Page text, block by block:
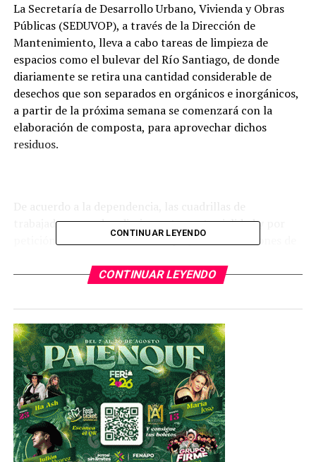
La Secretaría de Desarrollo Urbano, Vivienda y Obras
Públicas(SEDUVOP), a través de la Dirección de
Mantenimiento, lleva a cabo tareas de limpieza de
espacios como el bulevar del Río Santiago, de donde
diariamente se retira una cantidad considerable de
desechos que son separados en orgánicos e inorgánicos,
a partir de la próxima semanase comenzará con la
elaboración de composta, para aprovechar dichos
residuos.
De acuerdo a la dependencia, las cuadrillas de
trabajadores acuden diariamente a esta vialidad y por
petición de la autoridad municipal, realizan acciones de
los camiones puedan maniobrar, para posteriormente
al tiradero de Peñasco.
Ante la separación de desechos y como parte de la
preocupación por el medio ambiente,SEDUVOP,
la próxima semana, con la trituración de los desechos
orgánicos, como son ramas, hojas y troncos, entre otros,
para su posterior utilización como composta, la cual va
a ser utilizada en las diferentes áreas verdes a las cuales
CONTINUAR LEYENDO
CONTINUAR LEYENDO